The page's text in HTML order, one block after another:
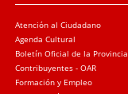
Atención al Ciudadano
Agenda Cultural
Boletín Oficial de la Provincia
Contribuyentes - OAR
Formación y Empleo